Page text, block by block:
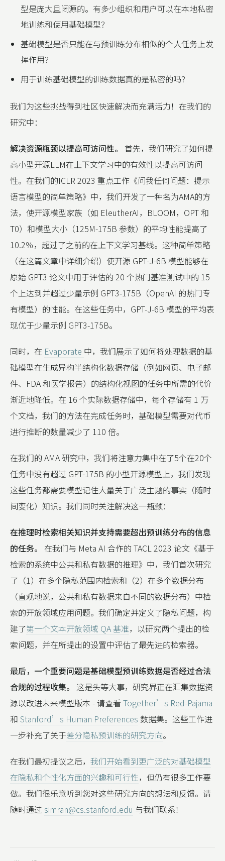
型是庞大且闭源的。有多少组织和用户可以在本地私密
地训练和使用基础模型？
基础模型是否只能在与预训练分布相似的个人任务上发
挥作用？
用于训练基础模型的训练数据真的是私密的吗？
我们为这些挑战得到社区快速解决而充满活力！在我们的
研究中：
解决资源瓶颈以提高可访问性。
首先，我们研究了如何提
高小型开源LLM在上下文学习中的有效性以提高可访问
性。在我们的ICLR 2023 重点工作《问我任何问题：提示
语言模型的简单策略》中，我们开发了一种名为AMA的方
法，使开源模型家族（如 EleutherAI，BLOOM，OPT 和
T0）和模型大小（125M-175B 参数）的平均性能提高了
10.2％，超过了之前的在上下文学习基线。这种简单策略
（在这篇文章中详细介绍）使开源 GPT-J-6B 模型能够在
原始 GPT3 论文中用于评估的 20 个热门基准测试中的 15
个上达到并超过少量示例 GPT3-175B（OpenAI 的热门专
有模型）的性能。在这些任务中，GPT-J-6B 模型的平均表
现优于少量示例 GPT3-175B。
同时，在 Evaporate 中，我们展示了如何将处理数据的基
础模型在生成异构半结构化数据存储（例如网页、电子邮
件、FDA 和医学报告）的结构化视图的任务中所需的代价
渐近地降低。在 16 个实际数据存储中，每个存储有 1 万
个文档，我们的方法在完成任务时，基础模型需要对代币
进行推断的数量减少了 110 倍。
在我们的 AMA 研究中，我们将注意力集中在了5个在20个
任务中没有超过 GPT-175B 的小型开源模型上，我们发现
这些任务都需要模型记住大量关于广泛主题的事实（随时
间变化）知识。我们同时关注解决这一瓶颈：
在推理时检索相关知识并支持需要超出预训练分布的信息
的任务。
在我们与 Meta AI 合作的 TACL 2023 论文《基于
检索的系统中公共和私有数据的推理》中，我们首次研究
了（1）在多个隐私范围内检索和（2）在多个数据分布
（直观地说，公共和私有数据来自不同的数据分布）中检
索的开放领域应用问题。我们确定并定义了隐私问题，构
建了第一个文本开放领域 QA 基准，以研究两个提出的检
索问题，并在所提出的设置中评估了最先进的检索器。
最后，一个重要问题是基础模型预训练数据是否经过合法
合规的过程收集。 这是头等大事，研究界正在汇集数据资
源以改进未来模型版本 - 请查看 Together’s Red-Pajama
和 Stanford’s Human Preferences 数据集。这些工作进
一步补充了关于差分隐私预训练的研究方向。
在我们最初提议之后， 我们开始看到更广泛的对基础模型
在隐私和个性化方面的兴趣和可行性，但仍有很多工作要
做。我们很乐意听到您对这些研究方向的想法和反馈。请
随时通过 simran@cs.stanford.edu 与我们联系！